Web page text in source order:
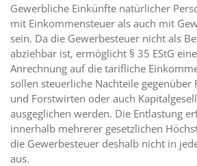
Gewerbliche Einkünfte natürlicher
mit Einkommensteuer als auch mit
sein. Da die Gewerbesteuer nicht als
abziehbar ist, ermöglicht § 35 EStG
Anrechnung auf die tarifliche
sollen steuerliche Nachteile gegenüber
und Forstwirten oder auch
ausgeglichen werden. Die Entlastung
innerhalb mehrerer gesetzlichen
die Gewerbesteuer deshalb nicht in
aus.